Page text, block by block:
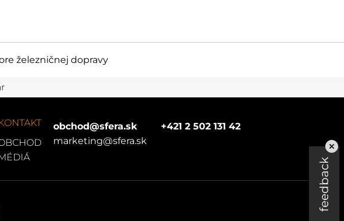
železničnej dopravy
obchod@sfera.sk
+421 2 502 131 42
marketing@sfera.sk
feedback